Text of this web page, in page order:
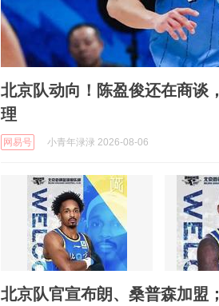
北京队动向！陈盈俊还在商谈
理
网易号 小青年渌渌 2026-08-06
北京队官宣布朗、桑普森加盟